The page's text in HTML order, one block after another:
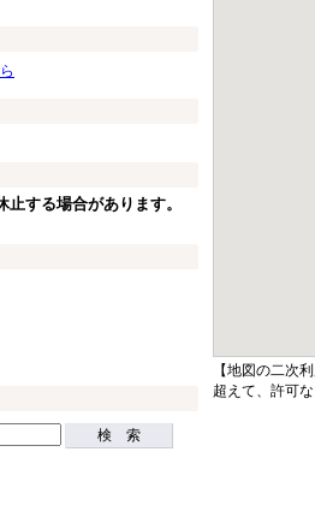
する場合があります。
検 索
【地図の二次
超えて、許可